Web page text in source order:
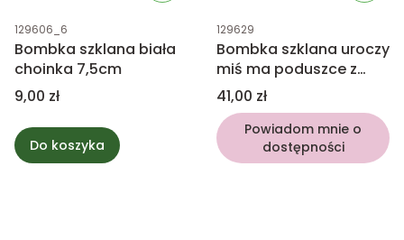
Kod produktu
129606_6
Bombka szklana biała
choinka 7,5cm
Cena
9,00 zł
Do koszyka
Kod produktu
129629
Bombka szklana uroczy
miś ma poduszce z
kokardą
Cena
41,00 zł
Powiadom mnie o
dostępności